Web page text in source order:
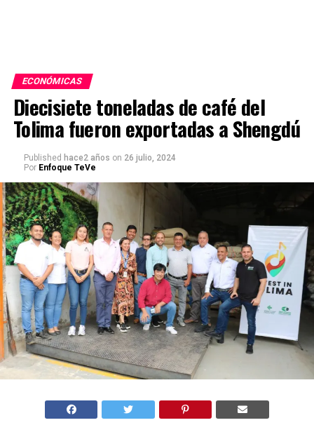
ECONÓMICAS
Diecisiete toneladas de café del
Tolima fueron exportadas a Shengdú
Published hace2 años on 26 julio, 2024
Por Enfoque TeVe